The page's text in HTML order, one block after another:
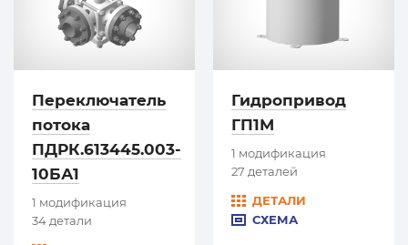
Переключатель
потока
ПДРК.613445.003-
10БА1
1 модификация
34 детали
Гидропривод
ГП1М
1 модификация
27 деталей
ДЕТАЛИ
СХЕМА